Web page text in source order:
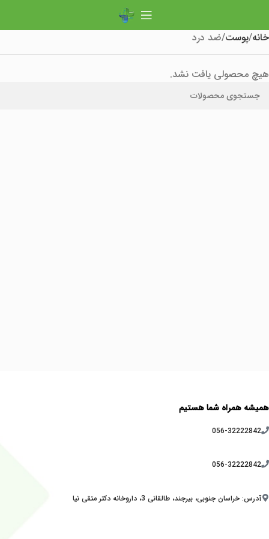
خانه پوست ضد درد
هیچ محصولی یافت نشد.
همیشه همراه شما هستیم
056-32222842
056-32222842
آدرس: خراسان جنوبی، بیرجند، طالقانی 3، داروخانه دکتر متقی نیا